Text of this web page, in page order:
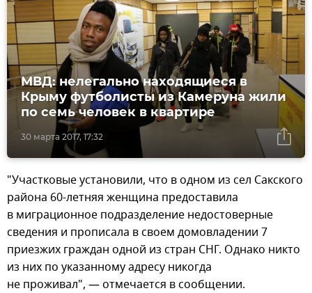
30 марта 2017, 17:32
МВД: нелегально находящиеся в
Крыму футболисты из Камеруна жили
по семь человек в квартире
"Участковые установили, что в одном из сел Сакского
района 60-летняя женщина предоставила
в миграционное подразделение недостоверные
сведения и прописала в своем домовладении 7
приезжих граждан одной из стран СНГ. Однако никто
из них по указанному адресу никогда
не проживал", — отмечается в сообщении.